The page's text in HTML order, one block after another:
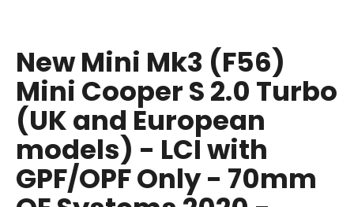
New Mini Mk3 (F56)
Mini Cooper S 2.0 Turbo
(UK and European
models) - LCI with
GPF/OPF Only - 70mm
SEARCH
W
e
r
e
c